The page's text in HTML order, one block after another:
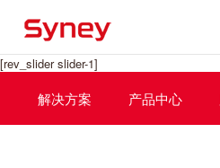
[rev_slider slider-1]
解决方案 产品中心